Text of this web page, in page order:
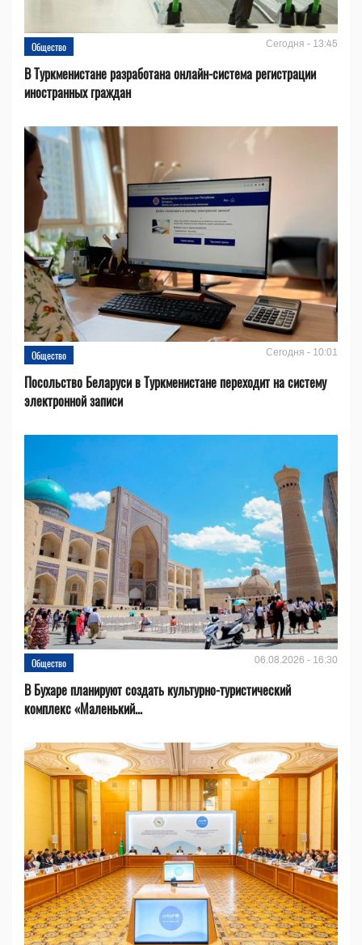
Общество Сегодня - 13:45
В Туркменистане разработана онлайн-система регистрации
иностранных граждан
Общество Сегодня - 10:01
Посольство Беларуси в Туркменистане переходит на систему
электронной записи
Общество 06.08.2026 - 16:30
В Бухаре планируют создать культурно-туристический
комплекс «Маленький...